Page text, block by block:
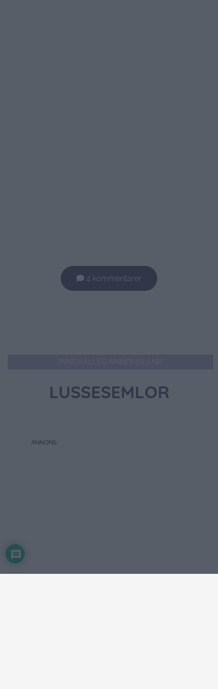
4 kommentarer
LUSSESEMLOR